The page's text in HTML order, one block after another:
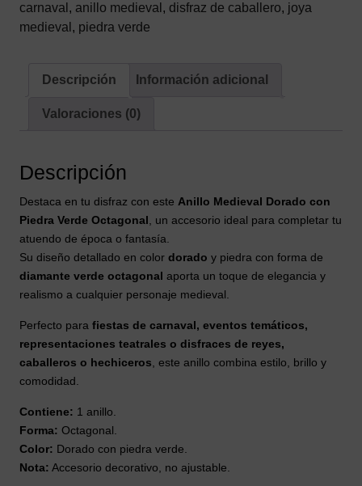
carnaval , anillo medieval , disfraz de caballero, joya
medieval , piedra verde
Descripción Información adicional
Valoraciones (0)
Descripción
Destaca en tu disfraz con este Anillo Medieval Dorado con
Piedra Verde Octagonal , un accesorio ideal para completar tu
atuendo de época o fantasía.
Su diseño detallado en color dorado y piedra con forma de
diamante verde octagonal aporta un toque de elegancia y
realismo a cualquier personaje medieval.
Perfecto para fiestas de carnaval, eventos temáticos,
representaciones teatrales o disfraces de reyes,
caballeros o hechiceros , este anillo combina estilo, brillo y
comodidad.
Contiene: 1 anillo.
Forma: Octagonal.
Color: Dorado con piedra verde.
Nota: Accesorio decorativo, no ajustable.